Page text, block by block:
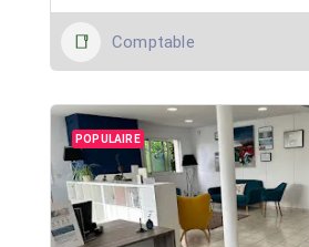
Comptable
POPULAIRE